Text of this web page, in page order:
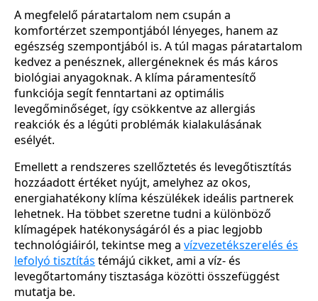
A megfelelő páratartalom nem csupán a
komfortérzet szempontjából lényeges, hanem az
egészség szempontjából is. A túl magas páratartalom
kedvez a penésznek, allergéneknek és más káros
biológiai anyagoknak. A klíma páramentesítő
funkciója segít fenntartani az optimális
levegőminőséget, így csökkentve az allergiás
reakciók és a légúti problémák kialakulásának
esélyét.
Emellett a rendszeres szellőztetés és levegőtisztítás
hozzáadott értéket nyújt, amelyhez az okos,
energiahatékony klíma készülékek ideális partnerek
lehetnek. Ha többet szeretne tudni a különböző
klímagépek hatékonyságáról és a piac legjobb
technológiáiról, tekintse meg a vízvezetékszerelés és
lefolyó tisztítás témájú cikket, ami a víz- és
levegőtartomány tisztasága közötti összefüggést
mutatja be.